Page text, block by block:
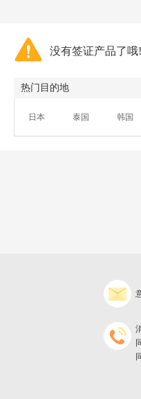
没有签证产品了
热门目的地
日本 泰国 韩国